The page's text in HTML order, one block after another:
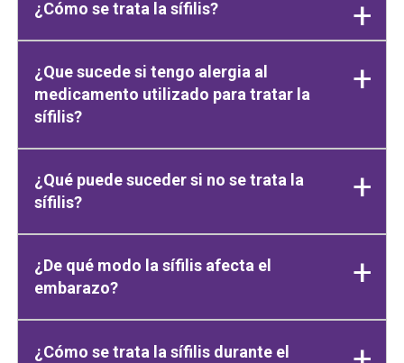
¿Cómo se trata la sífilis?
¿Que sucede si tengo alergia al
medicamento utilizado para tratar la
sífilis?
¿Qué puede suceder si no se trata la
sífilis?
¿De qué modo la sífilis afecta el
embarazo?
¿Cómo se trata la sífilis durante el